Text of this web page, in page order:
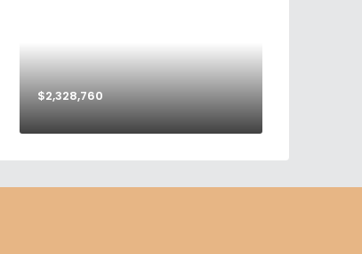
$2,328,760